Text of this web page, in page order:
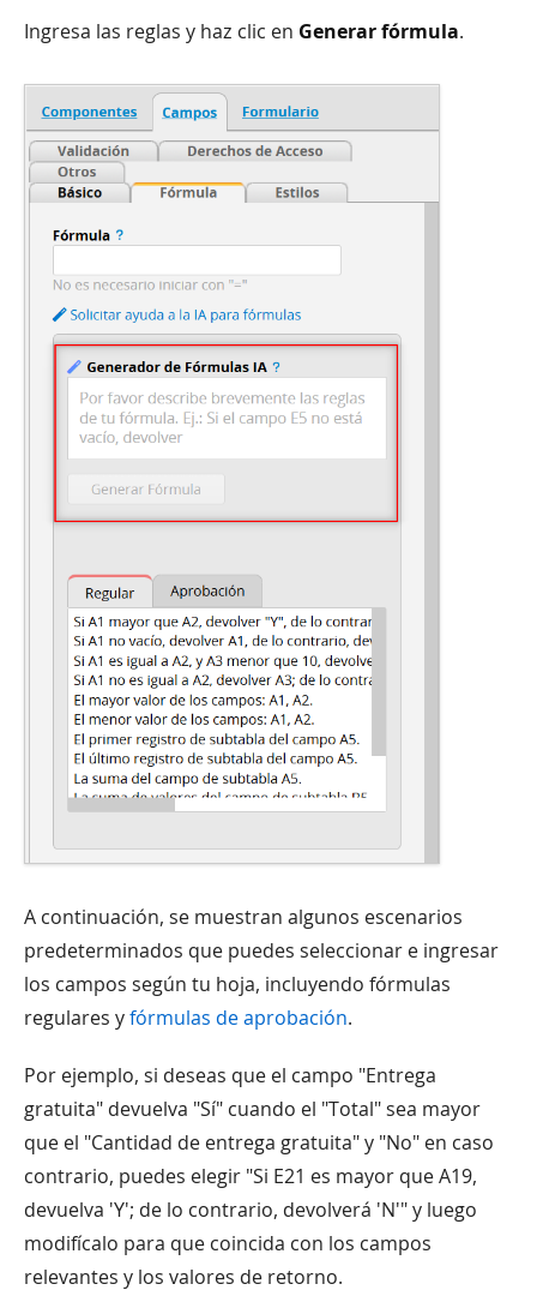
Ingresa las reglas y haz clic en Generar fórmula.
A continuación, se muestran algunos escenarios
predeterminados que puedes seleccionar e ingresar
los campos según tu hoja, incluyendo fórmulas
regulares yfórmulas de aprobación.
Por ejemplo, si deseas que el campo "Entrega
gratuita" devuelva "Sí" cuando el "Total" sea mayor
que el "Cantidad de entrega gratuita" y "No" en caso
contrario, puedes elegir "Si E21 es mayor que A19,
devuelva 'Y'; de lo contrario, devolverá 'N'" y luego
modifícalo para que coincida con los campos
relevantes y los valores de retorno.